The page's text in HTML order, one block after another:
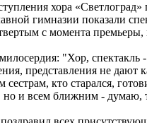
хора
гимназии показали
с момента премьеры,
"Хор, спектакль
представления не
сестрам, кто старался,
но и всем ближним - думаю,